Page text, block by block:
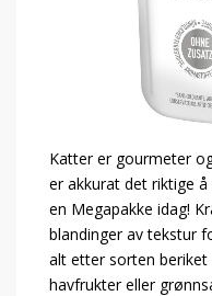
Katter er gourmeter
er akkurat det riktige
en Megapakke idag!
blandinger av tekstur
alt etter sorten beriket
havfrukter eller